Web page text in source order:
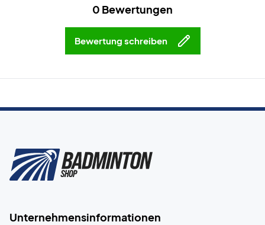
0 Bewertungen
Bewertung schreiben
Unternehmensinformationen